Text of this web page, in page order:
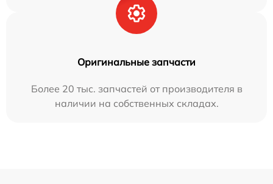
Оригинальные запчасти
Более 20 тыс. запчастей от производителя в
наличии на собственных складах.